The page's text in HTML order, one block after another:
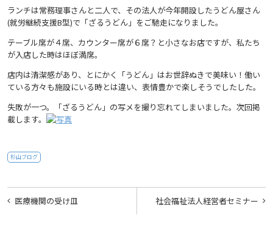
ランチは常務理事さんと二人で、その法人が今年開設したうどん屋さん
(就労継続支援B型)で「ざるうどん」をご馳走になりました。
テーブル席が４席、カウンター席が６席？と小さなお店ですが、私たち
が入店した時はほぼ満席。
店内は清潔感があり、とにかく「うどん」はお世辞ぬきで美味い！働い
ている方々も施設にいる時とは違い、表情豊かで楽しそうでしたした。
失敗が一つ。「ざるうどん」の写メを撮り忘れてしまいました。次回掲
載します。
杉山ブログ
投
社会福祉法人経営者セミナー
医療機関の受け皿